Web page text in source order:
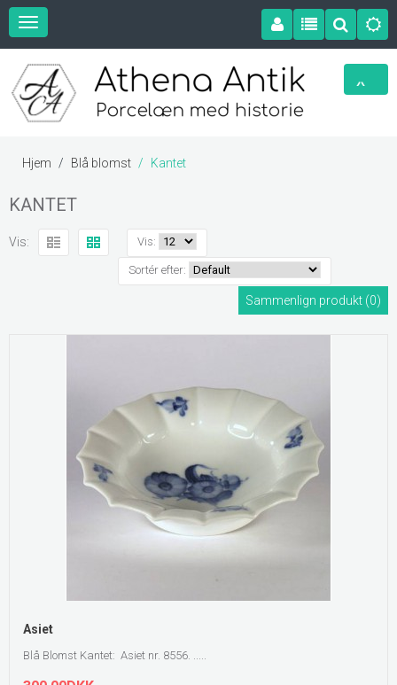
Hjem Blå blomst Kantet
KANTET
Vis: Vis:
Sortér efter:
Sammenlign produkt (0)
Asiet
Blå Blomst Kantet: Asiet nr. 8556. .....